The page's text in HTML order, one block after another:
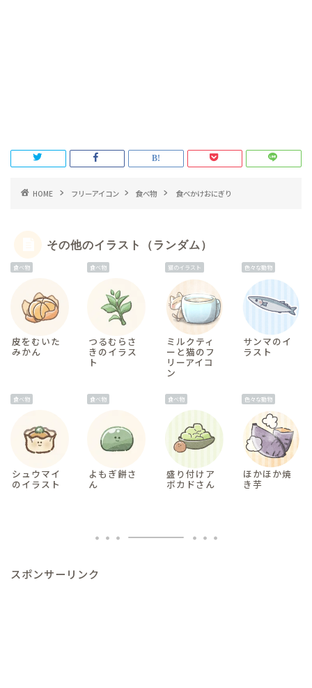
HOME フリーアイコン 食べ物 食べかけおにぎり
その他のイラスト（ランダム）
食べ物
皮をむいた
みかん
食べ物
つるむらさ
きのイラス
ト
猫のイラスト
ミルクティ
ーと猫のフ
リーアイコ
ン
色々な動物
サンマのイ
ラスト
食べ物
シュウマイ
のイラスト
食べ物
よもぎ餅さ
ん
食べ物
盛り付けア
ボカドさん
色々な動物
ほかほか焼
き芋
スポンサーリンク